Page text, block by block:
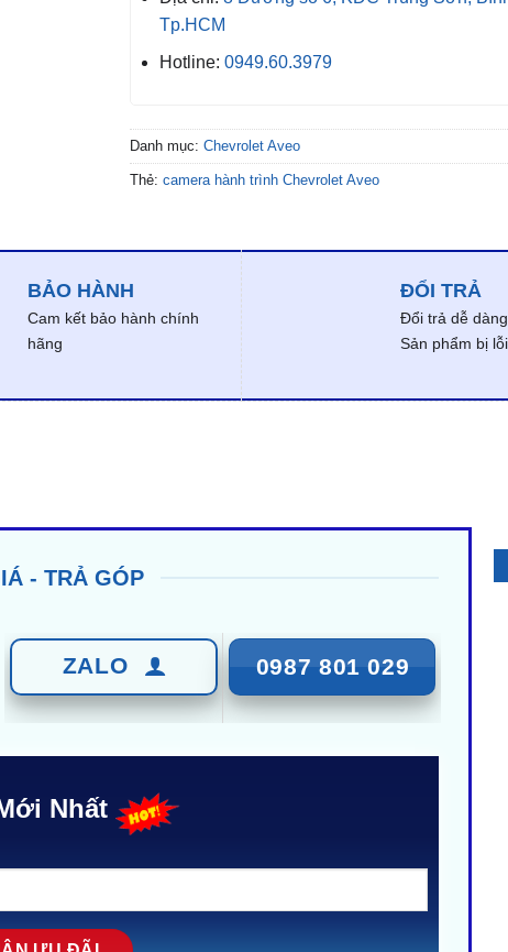
Tp.HCM
Hotline: 0949.60.3979
Danh mục: Chevrolet Aveo
Thẻ: camera hành trình Chevrolet Aveo
BẢO HÀNH
Cam kết bảo hành chính
hãng
ĐỔI TRẢ
Đổi trả dễ
Sản phẩm bị lỗi
- TRẢ GÓP
ZALO 0987 801 029
Nhất